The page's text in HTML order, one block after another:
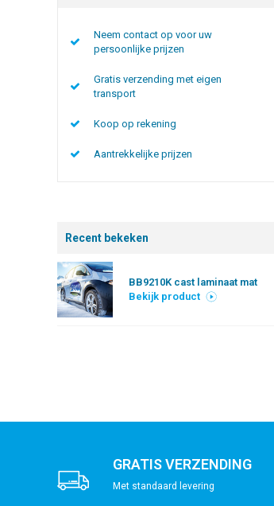
Neem contact op voor uw
persoonlijke prijzen
Gratis verzending met eigen
transport
Koop op rekening
Aantrekkelijke prijzen
Recent bekeken
BB9210K cast laminaat mat
Bekijk product
GRATIS VERZENDING
Met standaard levering